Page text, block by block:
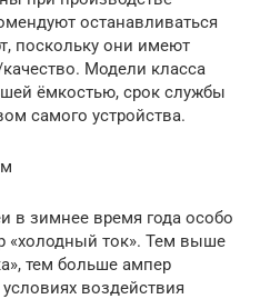
останавливаться
поскольку они имеют
Модели класса
ёмкостью, срок службы
самого устройства.
в зимнее время года особо
«холодный ток». Тем выше
тем больше ампер
воздействия